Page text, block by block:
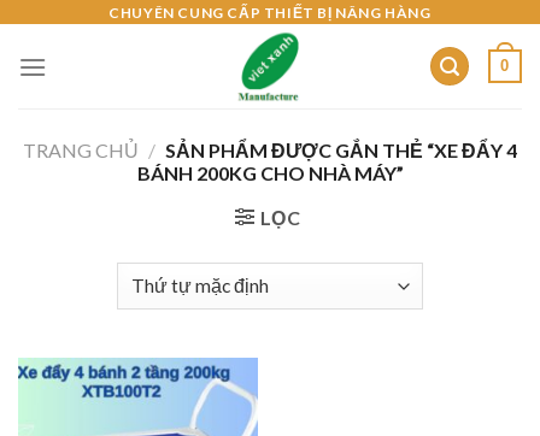
content
CHUYÊN CUNG CẤP THIẾT BỊ NÂNG HÀNG
0
TRANG CHỦ / SẢN PHẨM ĐƯỢC GẮN THẺ “XE ĐẨY 4
BÁNH 200KG CHO NHÀ MÁY”
LỌC